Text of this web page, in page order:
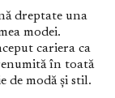
dreptate una
modei.
cariera ca
în toată
de modă și stil.